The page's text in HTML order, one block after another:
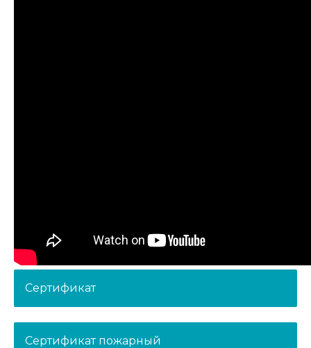
Сертификат
Сертификат пожарный